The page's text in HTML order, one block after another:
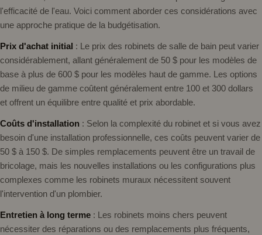
l'efficacité de l'eau. Voici comment aborder ces considérations avec
une approche pratique de la budgétisation.
Prix ​​d'achat initial : Le prix des robinets de salle de bain peut varier
considérablement, allant généralement de 50 $ pour les modèles de
base à plus de 600 $ pour les modèles haut de gamme. Les options
de milieu de gamme coûtent généralement entre 100 et 300 dollars
et offrent un équilibre entre qualité et prix abordable.
Coûts d'installation : Selon la complexité du robinet et si vous avez
besoin d'une installation professionnelle, ces coûts peuvent varier de
50 $ à 150 $. De simples remplacements peuvent être un travail de
bricolage, mais les nouvelles installations ou les configurations plus
complexes comme les robinets muraux nécessitent souvent
l'intervention d'un plombier.
Entretien à long terme : Les robinets moins chers peuvent
nécessiter des réparations ou des remplacements plus fréquents,